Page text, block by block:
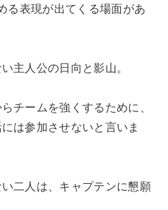
る表現が出てくる場面があ
主人公の日向と影山。
チームを強くするために、
は参加させないと言いま
二人は、キャプテンに懇願